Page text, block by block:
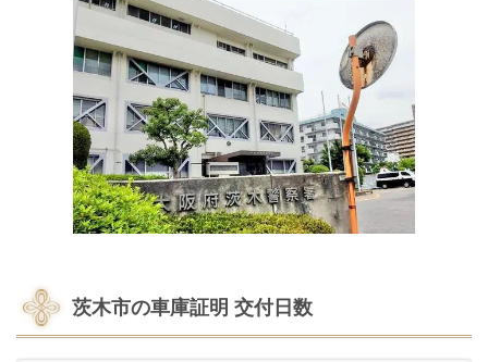
茨木市の車庫証明 交付日数